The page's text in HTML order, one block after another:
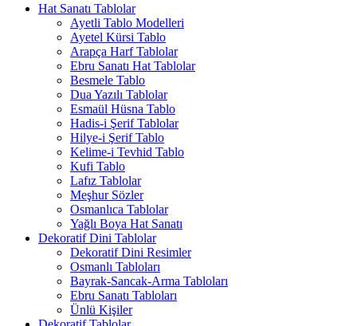
Hat Sanatı Tablolar
Ayetli Tablo Modelleri
Ayetel Kürsi Tablo
Arapça Harf Tablolar
Ebru Sanatı Hat Tablolar
Besmele Tablo
Dua Yazılı Tablolar
Esmaül Hüsna Tablo
Hadis-i Şerif Tablolar
Hilye-i Şerif Tablo
Kelime-i Tevhid Tablo
Kufi Tablo
Lafız Tablolar
Meşhur Sözler
Osmanlıca Tablolar
Yağlı Boya Hat Sanatı
Dekoratif Dini Tablolar
Dekoratif Dini Resimler
Osmanlı Tabloları
Bayrak-Sancak-Arma Tabloları
Ebru Sanatı Tabloları
Ünlü Kişiler